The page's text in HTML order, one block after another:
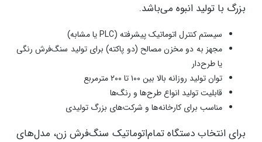
بزرگ با تولید انبوه می‌باشد.
سیستم کنترل اتوماتیک پیشرفته (PLC یا مشابه)
مجهز به دو مخزن مصالح (دو پاکته) برای تولید سنگ‌فرش رنگی
یا طرح‌دار
توان تولید روزانه بالا بین ۱۰۰ تا ۲۰۰ مترمربع
قابلیت تولید انواع طرح‌ها و رنگ‌ها
مناسب برای کارخانه‌ها و شرکت‌های بزرگ تولیدی
برای انتخاب دستگاه تمام‌اتوماتیک سنگ‌فرش زن، مدل‌های